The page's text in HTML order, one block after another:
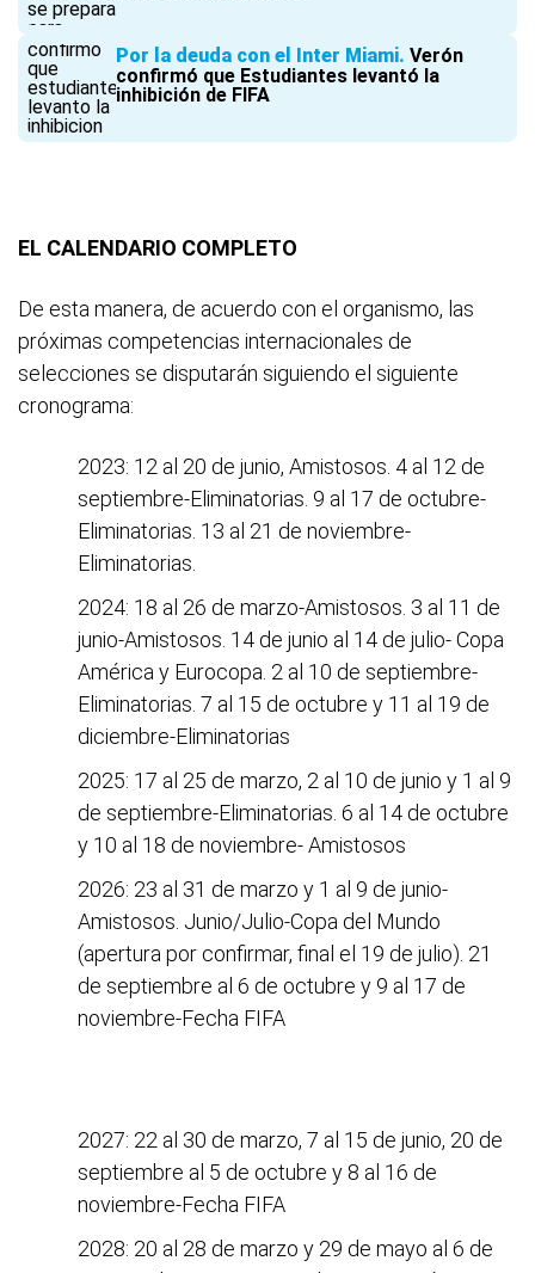
Por la deuda con el Inter Miami Verón
confirmó que Estudiantes levantó la
inhibición de FIFA
EL CALENDARIO COMPLETO
De esta manera, de acuerdo con el organismo, las
próximas competencias internacionales de
selecciones se disputarán siguiendo el siguiente
cronograma:
2023: 12 al 20 de junio, Amistosos. 4 al 12 de
septiembre-Eliminatorias. 9 al 17 de octubre-
Eliminatorias. 13 al 21 de noviembre-
Eliminatorias.
2024: 18 al 26 de marzo-Amistosos. 3 al 11 de
junio-Amistosos. 14 de junio al 14 de julio- Copa
América y Eurocopa. 2 al 10 de septiembre-
Eliminatorias. 7 al 15 de octubre y 11 al 19 de
diciembre-Eliminatorias
2025: 17 al 25 de marzo, 2 al 10 de junio y 1 al 9
de septiembre-Eliminatorias. 6 al 14 de octubre
y 10 al 18 de noviembre- Amistosos
2026: 23 al 31 de marzo y 1 al 9 de junio-
Amistosos. Junio/Julio-Copa del Mundo
(apertura por confirmar, final el 19 de julio). 21
de septiembre al 6 de octubre y 9 al 17 de
noviembre-Fecha FIFA
2027: 22 al 30 de marzo, 7 al 15 de junio, 20 de
septiembre al 5 de octubre y 8 al 16 de
noviembre-Fecha FIFA
2028: 20 al 28 de marzo y 29 de mayo al 6 de